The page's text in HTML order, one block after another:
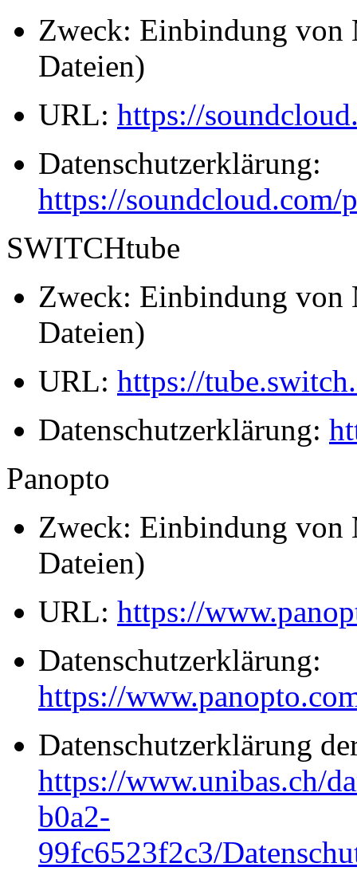
Zweck: Einbindung
Dateien)
URL: https://
Datenschutzerklärung:
https://soundcloud.com/
SWITCHtube
Zweck: Einbindung
Dateien)
URL: https://
Datenschutzerklärung:
Panopto
Zweck: Einbindung
Dateien)
URL: https://
Datenschutzerklärung:
https://
Datenschutzerklärung
https://www.unibas.ch/
b0a2-
99fc6523f2c3/